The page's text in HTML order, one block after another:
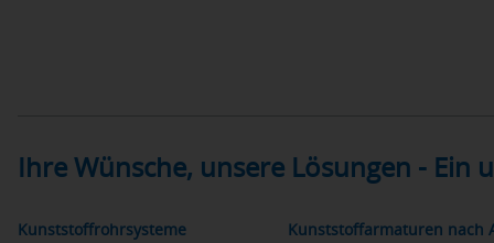
Ihre Wünsche, unsere Lösungen -
Kunststoffrohrsysteme Kunststoffarmaturen nach